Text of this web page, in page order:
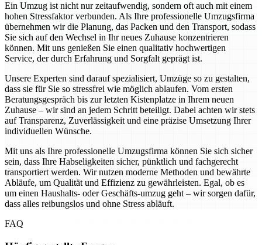
Ein Umzug ist nicht nur zeitaufwendig, sondern oft auch mit einem
hohen Stressfaktor verbunden. Als Ihre professionelle Umzugsfirma
übernehmen wir die Planung, das Packen und den Transport, sodass
Sie sich auf den Wechsel in Ihr neues Zuhause konzentrieren
können. Mit uns genießen Sie einen qualitativ hochwertigen
Service, der durch Erfahrung und Sorgfalt geprägt ist.
Unsere Experten sind darauf spezialisiert, Umzüge so zu gestalten,
dass sie für Sie so stressfrei wie möglich ablaufen. Vom ersten
Beratungsgespräch bis zur letzten Kistenplatze in Ihrem neuen
Zuhause – wir sind an jedem Schritt beteiligt. Dabei achten wir stets
auf Transparenz, Zuverlässigkeit und eine präzise Umsetzung Ihrer
individuellen Wünsche.
Mit uns als Ihre professionelle Umzugsfirma können Sie sich sicher
sein, dass Ihre Habseligkeiten sicher, pünktlich und fachgerecht
transportiert werden. Wir nutzen moderne Methoden und bewährte
Abläufe, um Qualität und Effizienz zu gewährleisten. Egal, ob es
um einen Haushalts- oder Geschäfts-umzug geht – wir sorgen dafür,
dass alles reibungslos und ohne Stress abläuft.
FAQ